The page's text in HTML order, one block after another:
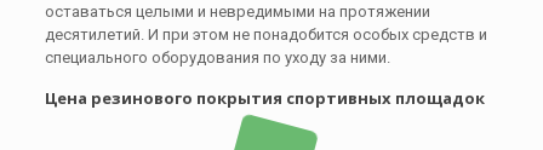
оставаться целыми и невредимыми на протяжении
десятилетий. И при этом не понадобится особых средств и
специального оборудования по уходу за ними.
Цена резинового покрытия спортивных площадок